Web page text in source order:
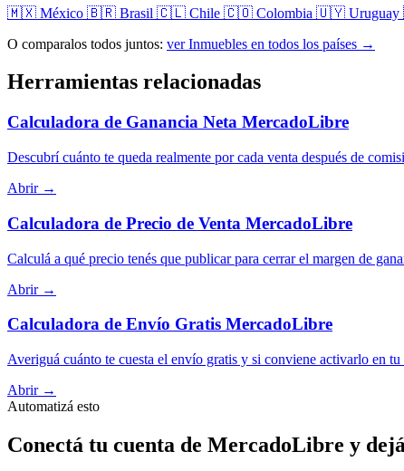
🇲🇽 México 🇧🇷 Brasil 🇨🇱 Chile 🇨🇴 Colombia 🇺🇾 Uruguay
O comparalos todos juntos: ver Inmuebles en todos los países →
Herramientas relacionadas
Calculadora de Ganancia Neta MercadoLibre
Descubrí cuánto te queda realmente por cada venta después de
Abrir →
Calculadora de Precio de Venta MercadoLibre
Calculá a qué precio tenés que publicar para cerrar el margen de
Abrir →
Calculadora de Envío Gratis MercadoLibre
Averiguá cuánto te cuesta el envío gratis y si conviene activarlo en tu
Abrir →
Automatizá esto
Conectá tu cuenta de MercadoLibre y